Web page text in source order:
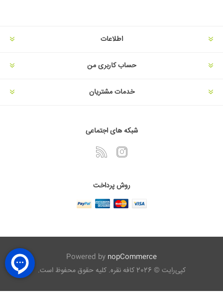
اطلاعات
حساب کاربری من
خدمات مشتریان
شبکه های اجتماعی
روش پرداخت
Powered by nopCommerce
کپی‌رایت © 2026 کافه نقره. کلیه حقوق محفوظ است.